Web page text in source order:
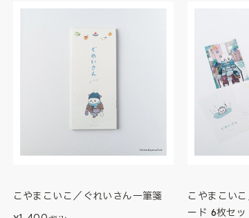
こやまこいこ／ぐれいさん一筆箋
こやまこい
ード 6枚セッ